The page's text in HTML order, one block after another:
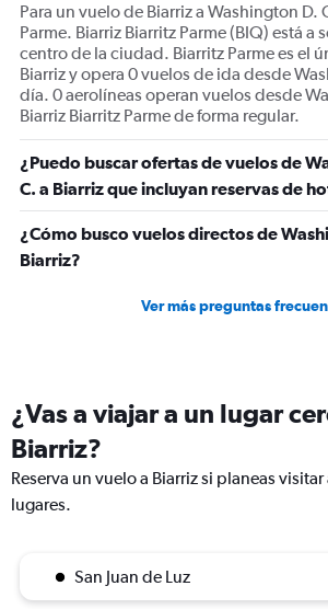
Para un vuelo de Biarriz a Washington D.
Parme. Biarriz Biarritz Parme (BIQ) está a
centro de la ciudad. Biarritz Parme es el
Biarriz y opera 0 vuelos de ida desde
día. 0 aerolíneas operan vuelos desde
Biarriz Biarritz Parme de forma regular.
¿Puedo buscar ofertas de vuelos de
C. a Biarriz que incluyan reservas de
¿Cómo busco vuelos directos de
Biarriz?
Ver más preguntas
¿Vas a viajar a un lugar
Biarriz?
Reserva un vuelo a Biarriz si planeas
lugares.
San Juan de Luz